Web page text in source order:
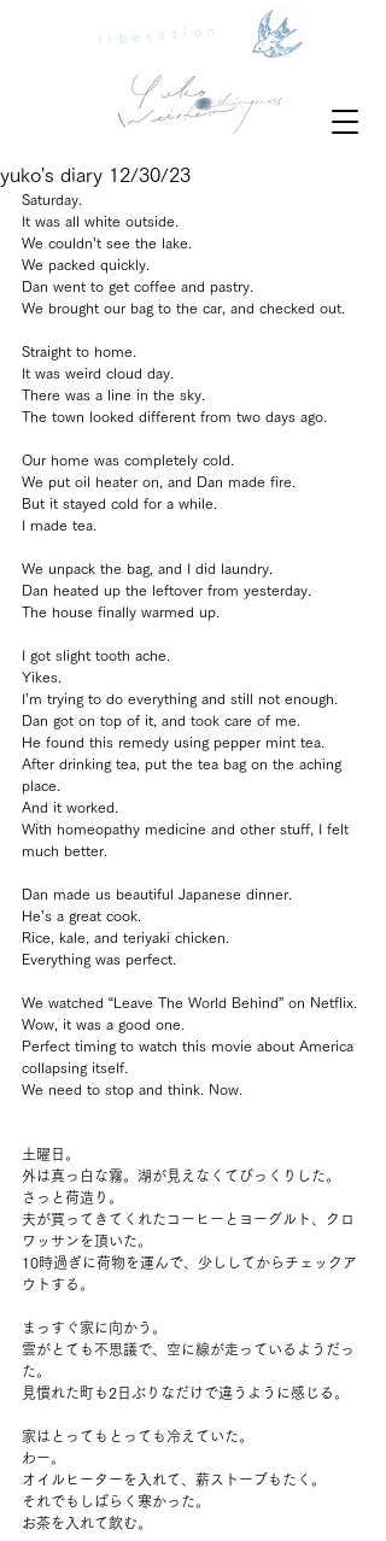
liberation
yuko's diary 12/30/23
Saturday.
It was all white outside.
We couldn’t see the lake.
We packed quickly.
Dan went to get coffee and pastry.
We brought our bag to the car, and checked out.
Straight to home.
It was weird cloud day.
There was a line in the sky.
The town looked different from two days ago.
Our home was completely cold.
We put oil heater on, and Dan made fire.
But it stayed cold for a while.
I made tea.
We unpack the bag, and I did laundry.
Dan heated up the leftover from yesterday.
The house finally warmed up.
I got slight tooth ache.
Yikes.
I’m trying to do everything and still not enough.
Dan got on top of it, and took care of me.
He found this remedy using pepper mint tea.
After drinking tea, put the tea bag on the aching
place.
And it worked.
With homeopathy medicine and other stuff, I felt
much better.
Dan made us beautiful Japanese dinner.
He’s a great cook.
Rice, kale, and teriyaki chicken.
Everything was perfect.
We watched “Leave The World Behind” on Netflix.
Wow, it was a good one.
Perfect timing to watch this movie about America
collapsing itself.
We need to stop and think. Now.
土曜日。
外は真っ白な霧。湖が見えなくてびっくりした。
さっと荷造り。
夫が買ってきてくれたコーヒーとヨーグルト、クロ
ワッサンを頂いた。
10時過ぎに荷物を運んで、少ししてからチェックア
ウトする。
まっすぐ家に向かう。
雲がとても不思議で、空に線が走っているようだっ
た。
見慣れた町も2日ぶりなだけで違うように感じる。
家はとってもとっても冷えていた。
わー。
オイルヒーターを入れて、薪ストーブもたく。
それでもしばらく寒かった。
お茶を入れて飲む。